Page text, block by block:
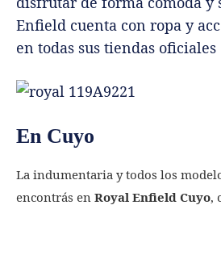
Enfield cuenta con ropa y
en todas sus tiendas
En Cuyo
La indumentaria y todos los
encontrás en Royal Enfield Cuyo,